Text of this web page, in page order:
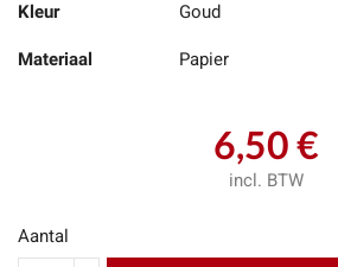
Kleur Goud
Materiaal Papier
6,50 €
incl. BTW
Aantal